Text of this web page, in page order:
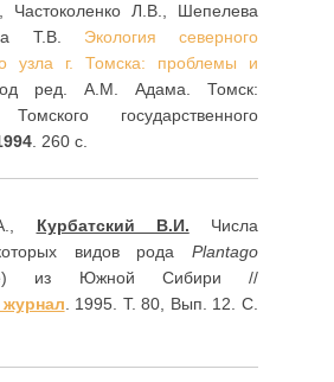
Частоколенко Л.В., Шепелева
Т.В. Экология северного
узла г. Томска: проблемы и
ред. А.М. Адама. Томск:
Томского государственного
. 260 с.
Курбатский В.И. Числа
видов рода Plantago
из Южной Сибири //
журнал. 1995. Т. 80, Вып. 12. С.